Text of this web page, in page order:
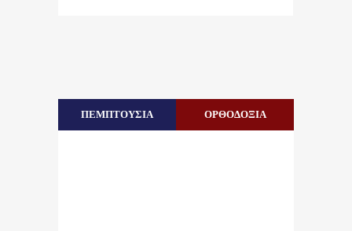
ΠΕΜΠΤΟΥΣΙΑ ΟΡΘΟΔΟΞΙΑ